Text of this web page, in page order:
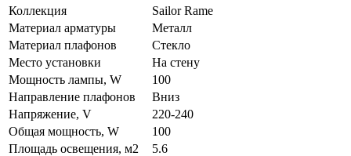
Коллекция
Sailor Rame
Материал арматуры
Металл
Материал плафонов
Стекло
Место установки
На стену
Мощность лампы, W
100
Направление плафонов
Вниз
Напряжение, V
220-240
Общая мощность, W
100
Площадь освещения, м2
5.6